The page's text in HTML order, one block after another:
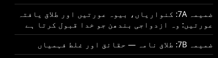
ضمیمہ 7A: کنواریاں، بیوہ عورتیں اور طلاق یافتہ
عورتیں: وہ ازدواجی بندھن جو خدا قبول کرتا ہے
ضمیمہ 7B: طلاق نامہ — حقائق اور غلط فہمیاں